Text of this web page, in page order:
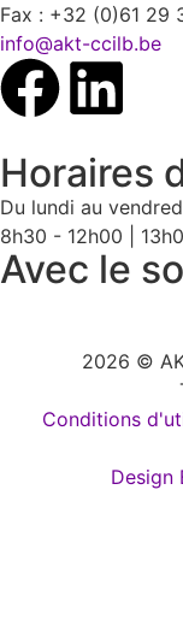
Fax : +32 (0)61 29
info@akt-ccilb.be
Horaires
Du lundi au
8h30 - 12h00 |
Avec le
2026 ©
Conditions
Design